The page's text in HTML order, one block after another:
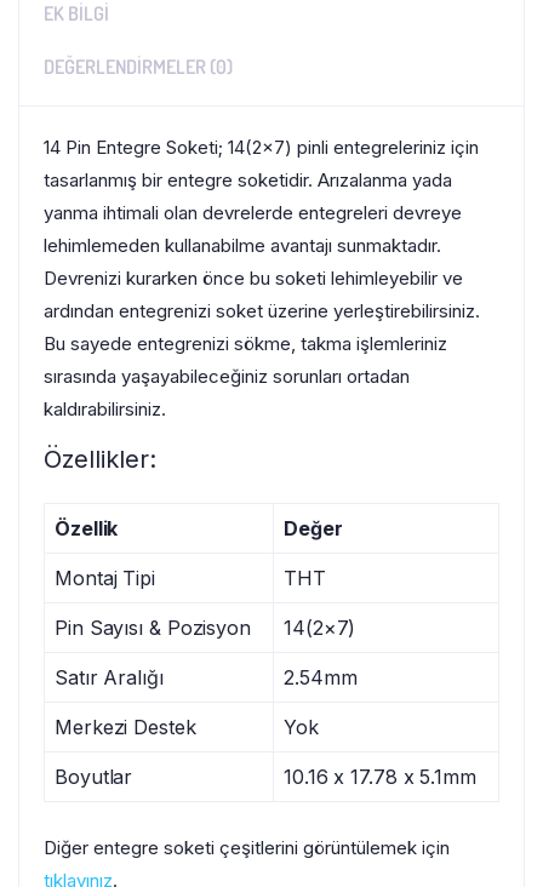
EK BILGI
DEĞERLENDIRMELER (0)
14 Pin Entegre Soketi; 14(2×7) pinli entegreleriniz için
tasarlanmış bir entegre soketidir. Arızalanma yada
yanma ihtimali olan devrelerde entegreleri devreye
lehimlemeden kullanabilme avantajı sunmaktadır.
Devrenizi kurarken önce bu soketi lehimleyebilir ve
ardından entegrenizi soket üzerine yerleştirebilirsiniz.
Bu sayede entegrenizi sökme, takma işlemleriniz
sırasında yaşayabileceğiniz sorunları ortadan
kaldırabilirsiniz.
Özellikler:
Özellik Değer
Montaj Tipi THT
Pin Sayısı & Pozisyon 14(2×7)
Satır Aralığı 2.54mm
Merkezi Destek Yok
Boyutlar 10.16 x 17.78 x 5.1mm
Diğer entegre soketi çeşitlerini görüntülemek için
tıklayınız.